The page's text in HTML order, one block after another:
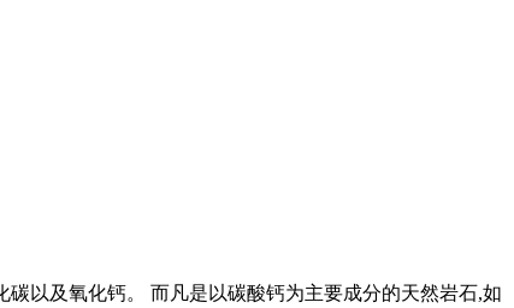
以及氧化钙。 而凡是以碳酸钙为主要成分的天然岩石,如